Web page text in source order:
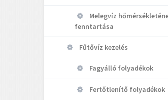
Melegvíz
fenntartása
Fűtővíz kezelés
Fagyálló folyadékok
Fertőtlenítő folyadékok